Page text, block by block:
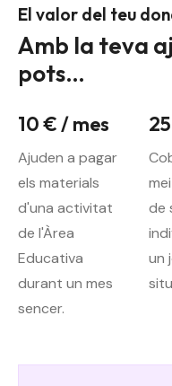
El valor del teu
Amb la teva
pots…
10 € / mes
Ajuden a pagar
els materials
d'una activitat
de l'Àrea
Educativa
durant un mes
sencer.
de
un